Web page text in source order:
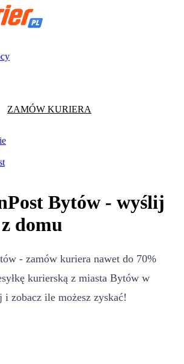
ZAMÓW KURIERA
Bytów - wyślij
domu
- zamów kuriera nawet do 70%
kurierską z miasta Bytów w
zobacz ile możesz zyskać!